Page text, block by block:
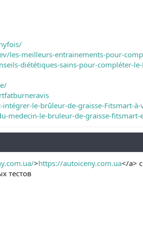
les-meilleurs-entrainements-pour-
diététiques-sains-pour-compléter-
le-brûleur-de-graisse-Fitsmart-
medecin-le-bruleur-de-graisse-
>https://autoiceny.com.ua</a>
тестов